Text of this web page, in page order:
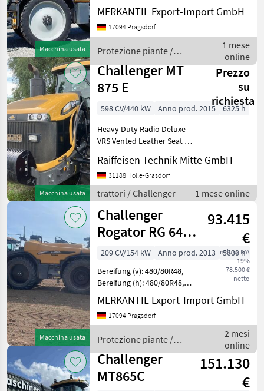
Macchina usata
Zustand: Gut gepflegt Max.
Arbeitsbreite (m): 36 Min.
Arbeitsbreite (m): 24
gepf
MERKANTIL Export-Import GmbH
17094 Pragsdorf
Protezione piante /
Challenger
1 mese
online
Macchina usata
Challenger MT
875 E
Prezzo
su
richiesta
598 CV/440 kW Anno prod. 2015
6325 h
Heavy Duty Radio Deluxe
VRS Vented Leather Seat 5
Leitradgewichte je 57KG
Drawbar Adapter CAT V-CAT
IV 27, 5 Extra App Band
AGCOCommand Standard
Plus
Raiffeisen Technik Mitte GmbH
31188 Holle-Grasdorf
trattori / Challenger 1 mese online
Macchina usata
Challenger
Rogator RG 645
B
93.415
€
inclusa IVA
19%
78.500 €
netto
209 CV/154 kW Anno prod. 2013 5600 h
Bereifung (v): 480/80R48,
Bereifung (h): 480/80R48,
Geschwindigkeit: 40 km/h,
Beleuchtung/Warntafeln,
Hydraulische Lenkung,
Neigungsausgleich
MERKANTIL Export-Import GmbH
17094 Pragsdorf
Protezione piante /
Challenger
2 mesi
online
Challenger
MT865C
151.130
€